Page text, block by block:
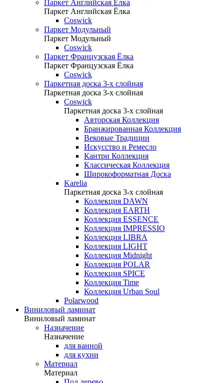
Паркет Английская Ёлка
Паркет Английская Ёлка
Coswick
Паркет Модульный
Паркет Модульный
Coswick
Паркет Французская Ёлка
Паркет Французская Ёлка
Coswick
Паркетная доска 3-х слойная
Паркетная доска 3-х слойная
Coswick
Паркетная доска 3-х слойная
Авторская Коллекция
Бранжированная Коллекция
Вековые Традиции
Искусство и Ремесло
Кантри Коллекция
Классическая Коллекция
Широкоформатная Доска
Karelia
Паркетная доска 3-х слойная
Коллекция DAWN
Коллекция EARTH
Коллекция ESSENCE
Коллекция IMPRESSIO
Коллекция LIBRA
Коллекция LIGHT
Коллекция Midnight
Коллекция POLAR
Коллекция SPICE
Коллекция Time
Коллекция Urban Soul
Polarwood
Виниловый ламинат
Виниловый ламинат
Назначение
Назначение
для ванной
для кухни
Материал
Материал